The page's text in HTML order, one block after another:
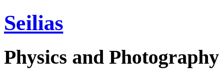
Seilias
Physics and Photography